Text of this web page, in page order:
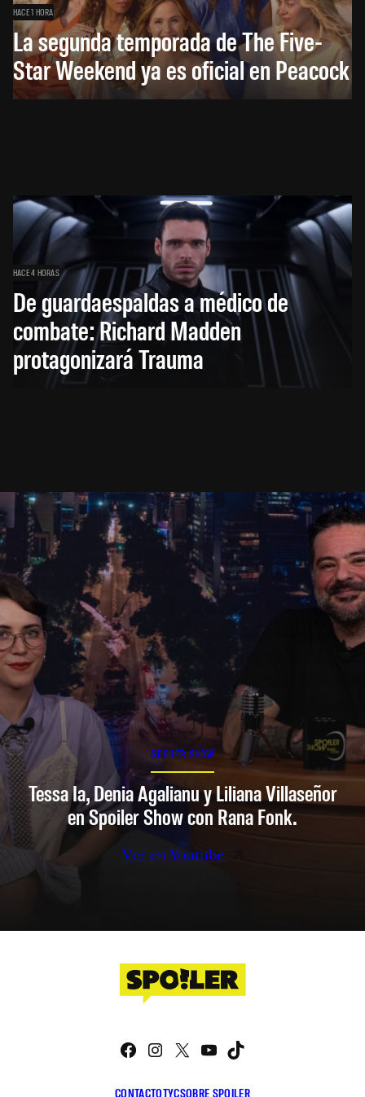
HACE 1 HORA
La segunda temporada de The Five-
Star Weekend ya es oficial en Peacock
HACE 4 HORAS
De guardaespaldas a médico de
combate: Richard Madden
protagonizará Trauma
SPOILER SHOW
Tessa Ia, Denia Agalianu y Liliana Villaseñor
en Spoiler Show con Rana Fonk.
Ver en Youtube
CONTACTOTYCSOBRE SPOILER
Facebook
Instagram
X YouTube